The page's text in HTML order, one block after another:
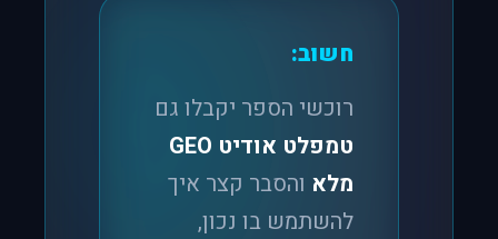
חשוב:
רוכשי הספר יקבלו גם
טמפלט אודיט GEO
מלא והסבר קצר איך
להשתמש בו נכון,